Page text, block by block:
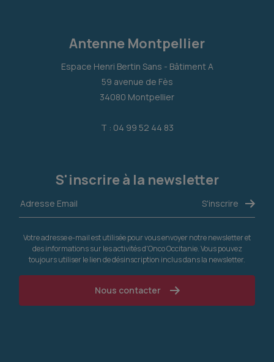
Antenne Montpellier
Espace Henri Bertin Sans - Bâtiment A
59 avenue de Fès
34080 Montpellier
T : 04 99 52 44 83
S'inscrire à la newsletter
Votre adresse e-mail est utilisée pour vous envoyer notre newsletter et
des informations sur les activités d'Onco Occitanie. Vous pouvez
toujours utiliser le lien de désinscription inclus dans la newsletter.
Nous contacter